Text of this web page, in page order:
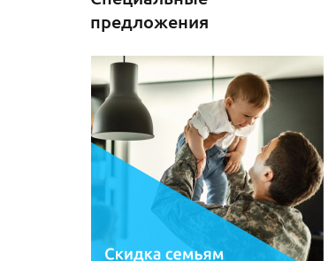
предложения